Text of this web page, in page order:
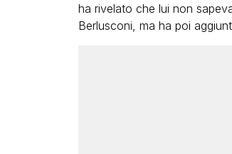
ha rivelato che lui non
Berlusconi, ma ha poi